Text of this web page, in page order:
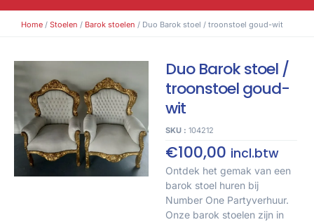
Home / Stoelen / Barok stoelen / Duo Barok stoel / troonstoel goud-wit
Duo Barok stoel /
troonstoel goud-
wit
SKU : 104212
€100,00 incl.btw
Ontdek het gemak van een
barok stoel huren bij
Number One Partyverhuur.
Onze barok stoelen zijn in